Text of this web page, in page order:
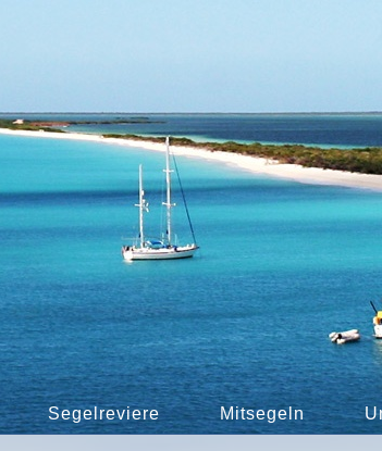
Segelreviere Mitsegeln